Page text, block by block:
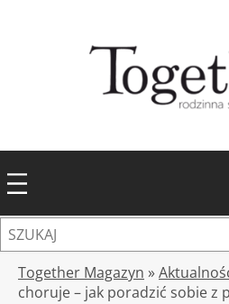
z
Together Magazyn »
choruje – jak poradzić sobie z